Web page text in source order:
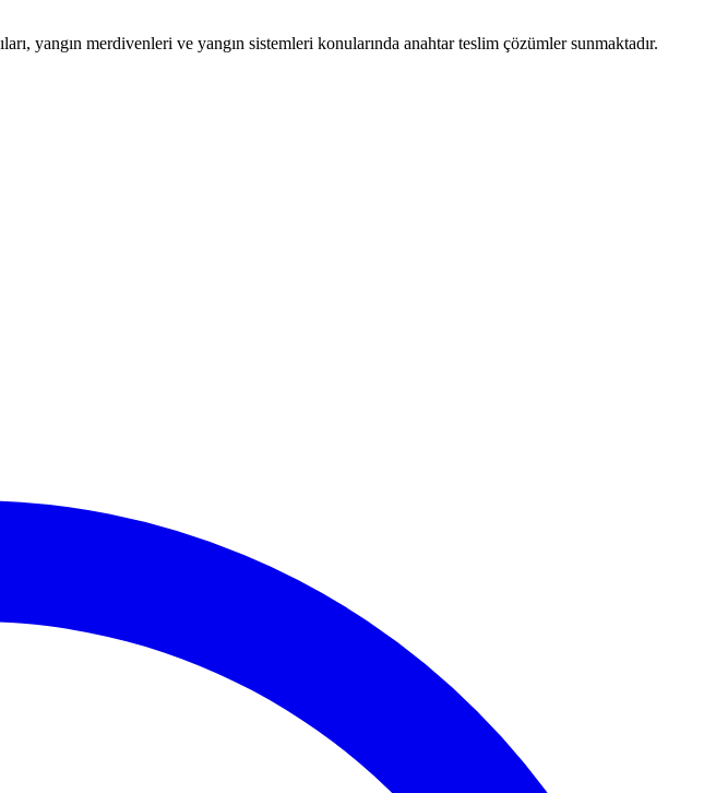
yangın merdivenleri ve yangın sistemleri konularında anahtar teslim çözümler sunmaktadır.